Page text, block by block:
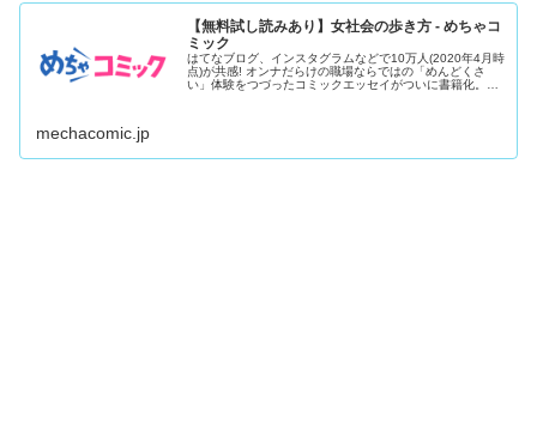
【無料試し読みあり】女社会の歩き方 - めちゃコ
ミック
はてなブログ、インスタグラムなどで10万人(2020年4月時
点)が共感! オンナだらけの職場ならではの「めんどくさ
い」体験をつづったコミックエッセイがついに書籍化。子
mechacomic.jp